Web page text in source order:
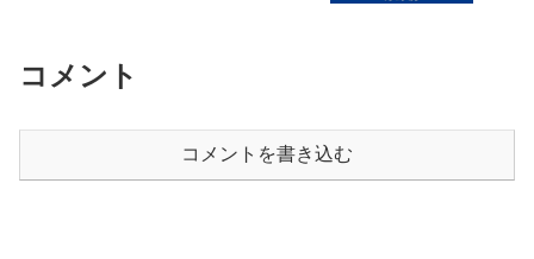
コメント
コメントを書き込む